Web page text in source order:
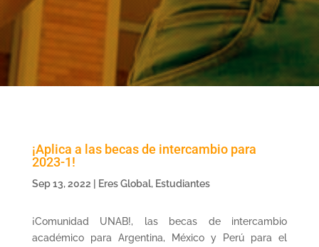
¡Aplica a las becas de intercambio para
2023-1!
Sep 13, 2022 | Eres Global, Estudiantes
¡Comunidad UNAB!, las becas de intercambio
académico para Argentina, México y Perú para el